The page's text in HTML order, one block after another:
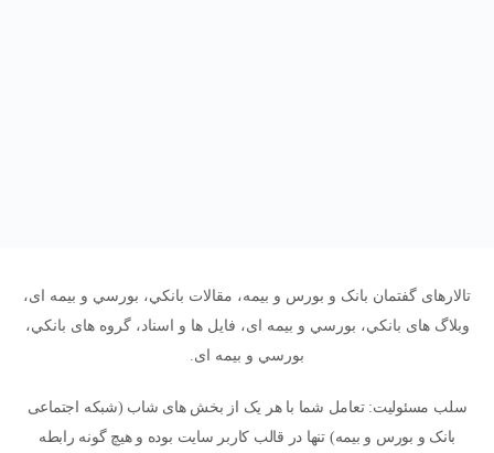
تالارهای گفتمان بانک و بورس و بیمه، مقالات بانکي، بورسي و بیمه ای،
وبلاگ های بانکي، بورسي و بیمه ای، فایل ها و اسناد، گروه های بانکي،
بورسي و بیمه ای.
سلب مسئولیت: تعامل شما با هر یک از بخش های شاب (شبکه اجتماعی
بانک و بورس و بیمه) تنها در قالب کاربر سایت بوده و هیچ گونه رابطه